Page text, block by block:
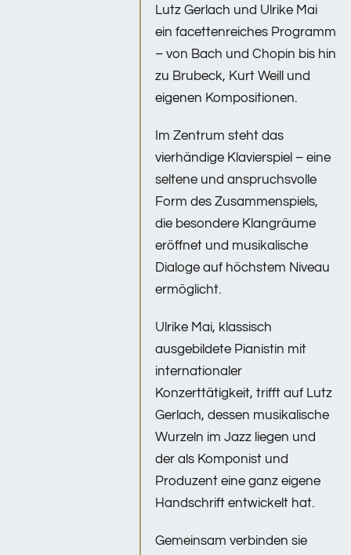
Lutz Gerlach und Ulrike Mai
ein facettenreiches Programm
– von Bach und Chopin bis hin
zu Brubeck, Kurt Weill und
eigenen Kompositionen.
Im Zentrum steht das
vierhändige Klavierspiel – eine
seltene und anspruchsvolle
Form des Zusammenspiels,
die besondere Klangräume
eröffnet und musikalische
Dialoge auf höchstem Niveau
ermöglicht.
Ulrike Mai, klassisch
ausgebildete Pianistin mit
internationaler
Konzerttätigkeit, trifft auf Lutz
Gerlach, dessen musikalische
Wurzeln im Jazz liegen und
der als Komponist und
Produzent eine ganz eigene
Handschrift entwickelt hat.
Gemeinsam verbinden sie